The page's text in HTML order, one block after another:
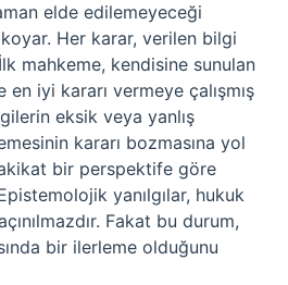
elde edilemeyeceği
Her karar, verilen bilgi
mahkeme, kendisine sunulan
iyi kararı vermeye çalışmış
eksik veya yanlış
kararı bozmasına yol
bir perspektife göre
yanılgılar, hukuk
Fakat bu durum,
bir ilerleme olduğunu